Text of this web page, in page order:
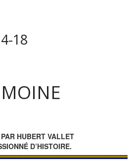
18
HUBERT VALLET
D’HISTOIRE.